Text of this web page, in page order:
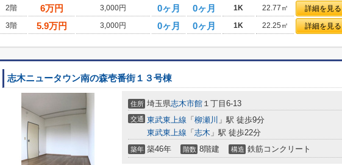
2階
6万円 3,000円 0ヶ月 0ヶ月 1K 22.77㎡ 詳細を見る
3階
5.9万円 3,000円 0ヶ月 0ヶ月 1K 22.25㎡ 詳細を見る
志木ニュータウン南の森壱番街１３号棟
住所 埼玉県志木市館 １丁目6-13
交通 東武東上線 「 柳瀬川 」駅 徒歩9分
東武東上線 「 志木 」駅 徒歩22分
築年 築46年 階数 8階建 構造 鉄筋コンクリート